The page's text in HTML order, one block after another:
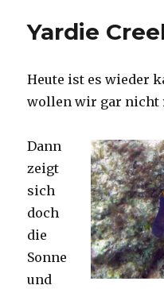
Yardie
Heute ist es wieder
wollen wir gar nicht
Dann
zeigt
sich
doch
die
Sonne
und